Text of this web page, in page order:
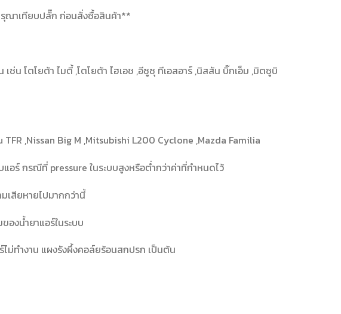
รุณาเทียบปลั๊ก ก่อนสั่งซื้อสินค้า**
น โตโยต้า ไมตี้ ,โตโยต้า ไฮเอช ,อีซูซุ ทีเอสอาร์ ,นิสสัน บิ๊กเอ็ม ,มิตซูบิ
,Nissan Big M ,Mitsubishi L200 Cyclone ,Mazda Familia
อร์ กรณีที่ pressure ในระบบสูงหรือต่ำกว่าค่าที่กำหนดไว้
เสียหายไปมากกว่านี้
องน้ำยาแอร์ในระบบ
ม่ทำงาน แผงรังผึ้งคอล์ยร้อนสกปรก เป็นต้น